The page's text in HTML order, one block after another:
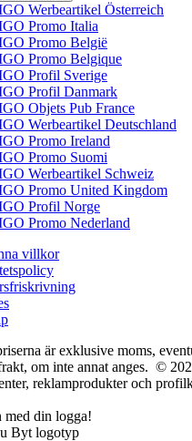
Werbeartikel Österreich
Promo Italia
Promo België
Promo Belgique
Profil Sverige
Profil Danmark
Objets Pub France
Werbeartikel Deutschland
Promo Ireland
Promo Suomi
Werbeartikel Schweiz
Promo United Kingdom
Profil Norge
Promo Nederland
villkor
är exklusive moms,
om inte annat anges. ©
reklamprodukter och
med din logga!
Byt logotyp